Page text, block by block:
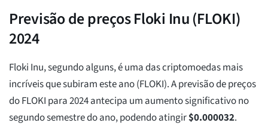
Previsão de preços Floki Inu (FLOKI)
2024
Floki Inu, segundo alguns, é uma das criptomoedas mais
incríveis que subiram este ano (FLOKI). A previsão de preços
do FLOKI para 2024 antecipa um aumento significativo no
segundo semestre do ano, podendo atingir$0.000032.